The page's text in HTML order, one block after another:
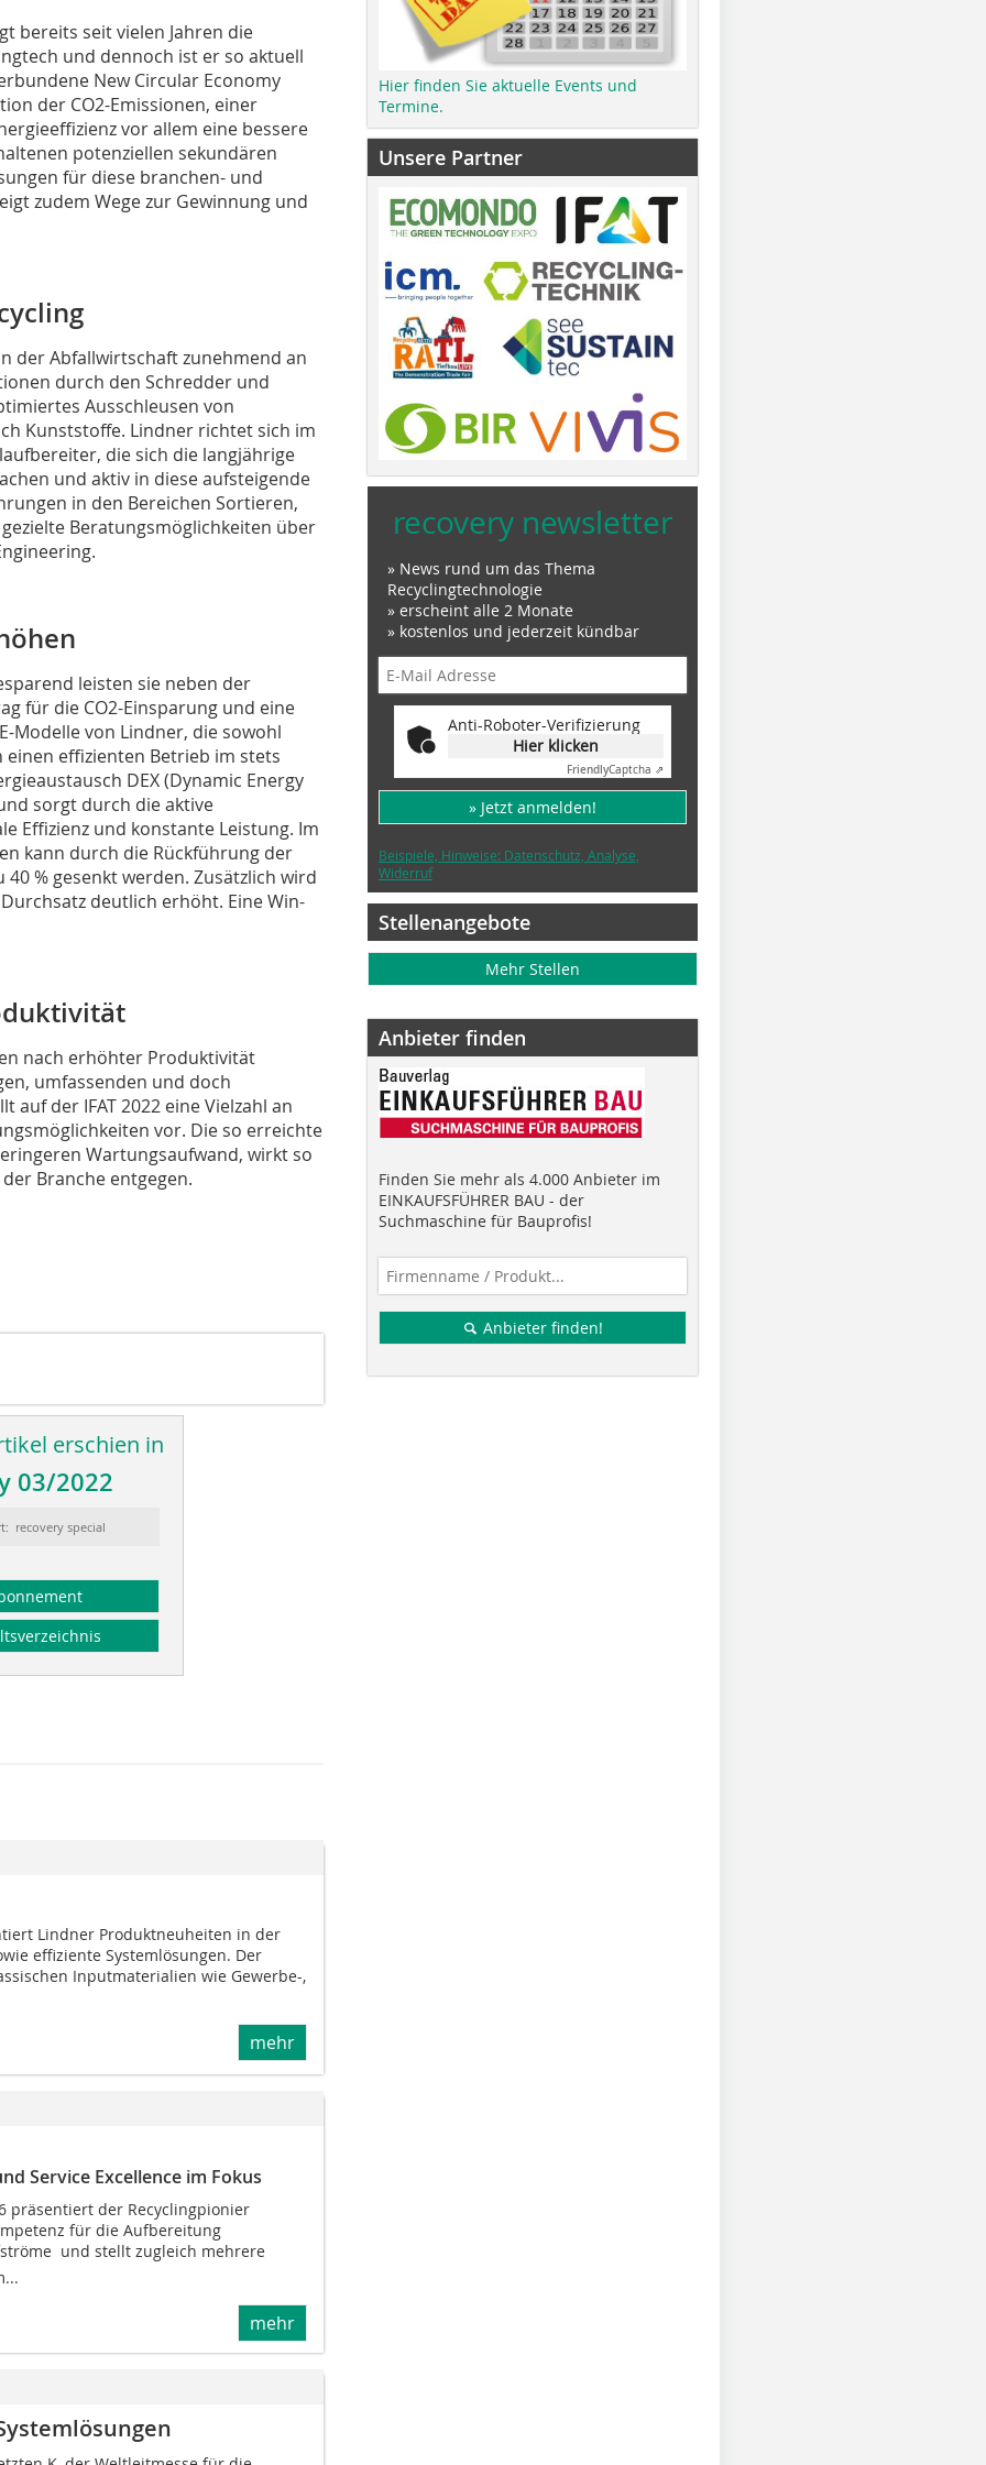
bereits seit vielen Jahren die
und dennoch ist er so aktuell
New Circular Economy
der CO2-Emissionen, einer
vor allem eine bessere
potenziellen sekundären
für diese branchen- und
zudem Wege zur Gewinnung und
der Abfallwirtschaft zunehmend an
durch den Schredder und
Ausschleusen von
Kunststoffe. Lindner richtet sich im
die sich die langjährige
und aktiv in diese aufsteigende
in den Bereichen Sortieren,
Beratungsmöglichkeiten über
leisten sie neben der
für die CO2-Einsparung und eine
Modelle von Lindner, die sowohl
effizienten Betrieb im stets
DEX (Dynamic Energy
sorgt durch die aktive
Effizienz und konstante Leistung. Im
kann durch die Rückführung der
% gesenkt werden. Zusätzlich wird
deutlich erhöht. Eine Win-
nach erhöhter Produktivität
umfassenden und doch
der IFAT 2022 eine Vielzahl an
vor. Die so erreichte
Wartungsaufwand, wirkt so
Branche entgegen.
erschien in
03/2022
recovery special
Lindner Produktneuheiten in der
effiziente Systemlösungen. Der
Inputmaterialien wie Gewerbe-,
mehr
Service Excellence im Fokus
präsentiert der Recyclingpionier
für die Aufbereitung
 und stellt zugleich mehrere
mehr
Hier finden Sie aktuelle Events und
Termine.
Unsere Partner
recovery newsletter
» News rund um das Thema
Recyclingtechnologie
» erscheint alle 2 Monate
» kostenlos und jederzeit kündbar
Anti-Roboter-Verifizierung
Hier klicken
FriendlyCaptcha ⇗
» Jetzt anmelden!
Beispiele, Hinweise: Datenschutz, Analyse,
Widerruf
Stellenangebote
Mehr Stellen
Anbieter finden
Finden Sie mehr als 4.000 Anbieter im
EINKAUFSFÜHRER BAU - der
Suchmaschine für Bauprofis!
Anbieter finden!